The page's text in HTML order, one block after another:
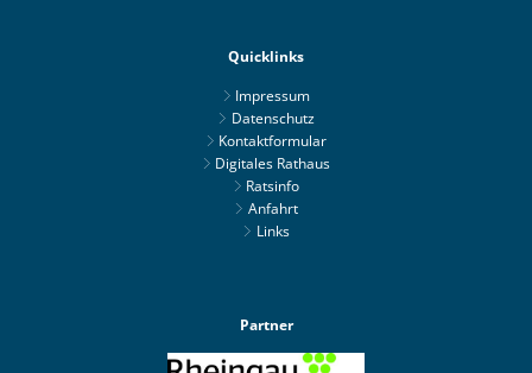
Quicklinks
Impressum
Datenschutz
Kontaktformular
Digitales Rathaus
Ratsinfo
Anfahrt
Links
Partner